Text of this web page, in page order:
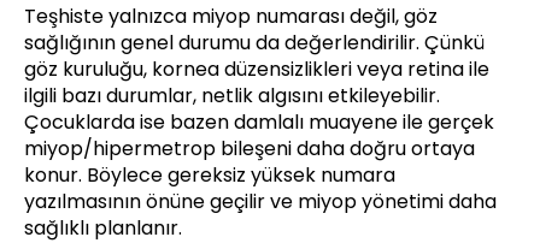
Teşhiste yalnızca miyop numarası değil, göz
sağlığının genel durumu da değerlendirilir. Çünkü
göz kuruluğu, kornea düzensizlikleri veya retina ile
ilgili bazı durumlar, netlik algısını etkileyebilir.
Çocuklarda ise bazen damlalı muayene ile gerçek
miyop/hipermetrop bileşeni daha doğru ortaya
konur. Böylece gereksiz yüksek numara
yazılmasının önüne geçilir ve miyop yönetimi daha
sağlıklı planlanır.